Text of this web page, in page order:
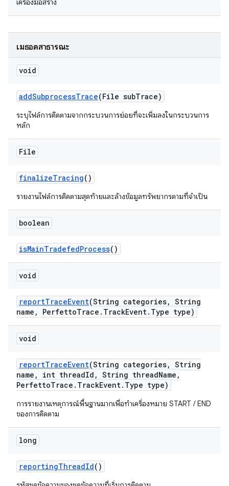
เครื่องมือสร้าง
เมธอดสาธารณะ
void
addSubprocessTrace(File subTrace)
ระบุไฟล์การติดตามจากกระบวนการย่อยที่จะเพิ่มลงในกระบวนการ
หลัก
File
finalizeTracing()
รายงานไฟล์การติดตามสุดท้ายและล้างข้อมูลทรัพยากรตามที่จำเป็น
boolean
isMainTradefedProcess()
void
reportTraceEvent(String categories, String
name , PerfettoTrace . TrackEvent. Type type)
void
reportTraceEvent(String categories, String
name , int threadId , String threadName ,
PerfettoTrace . TrackEvent. Type type)
การรายงานเหตุการณ์พื้นฐานมากเพื่อทำเครื่องหมาย START / END
ของการติดตาม
long
reportingThreadId()